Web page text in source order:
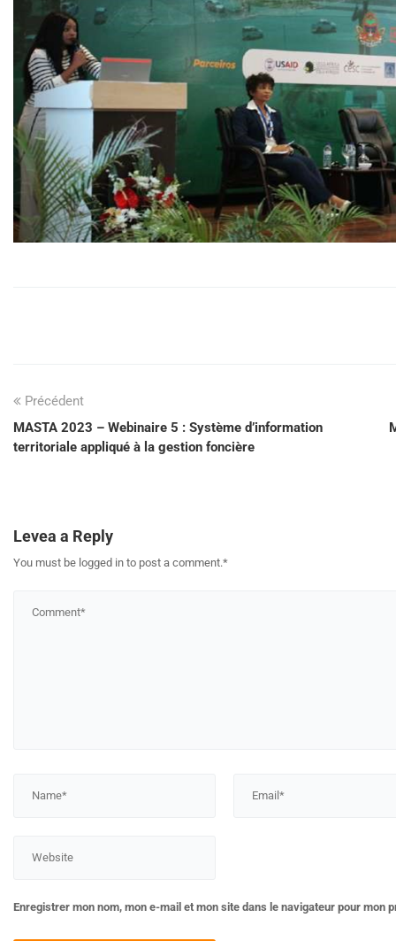
Précédent
MASTA 2023 – Webinaire 5 : Système d’information
territoriale appliqué à la gestion foncière
Levea a Reply
You must be logged in to post a comment.*
Enregistrer mon nom, mon e-mail et mon site dans le navigateur pour mon